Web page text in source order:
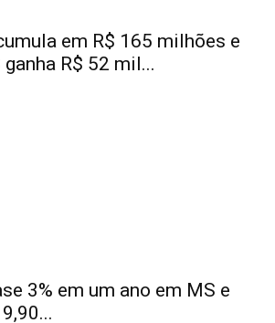
em R$ 165 milhões e
R$ 52 mil...
3% em um ano em MS e